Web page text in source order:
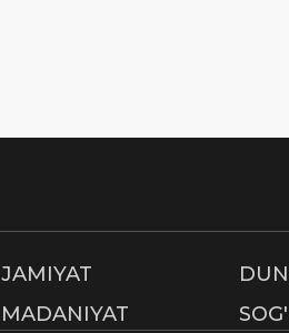
JAMIYAT
MADANIYAT